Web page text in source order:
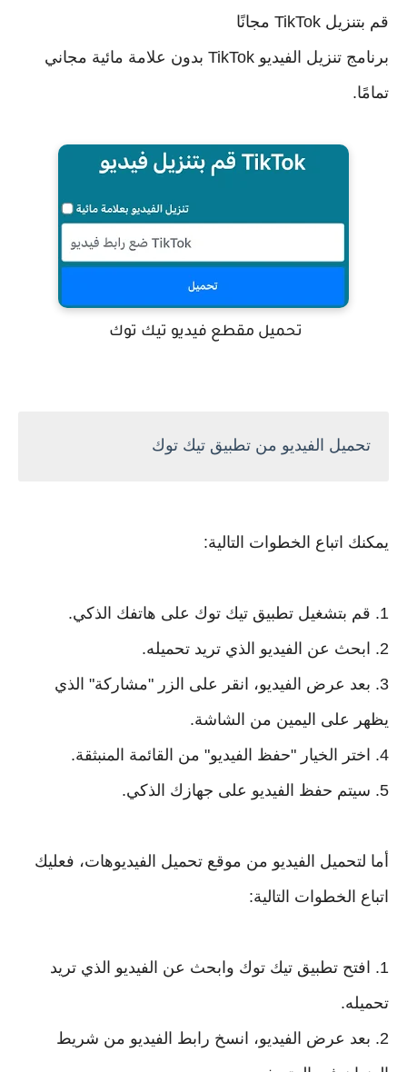
قم بتنزيل TikTok مجانًا
برنامج تنزيل الفيديو TikTok بدون علامة مائية مجاني
تمامًا.
تحميل مقطع فيديو تيك توك
تحميل الفيديو من تطبيق تيك توك
يمكنك اتباع الخطوات التالية:
1. قم بتشغيل تطبيق تيك توك على هاتفك الذكي.
2. ابحث عن الفيديو الذي تريد تحميله.
3. بعد عرض الفيديو، انقر على الزر "مشاركة" الذي
يظهر على اليمين من الشاشة.
4. اختر الخيار "حفظ الفيديو" من القائمة المنبثقة.
5. سيتم حفظ الفيديو على جهازك الذكي.
أما لتحميل الفيديو من موقع تحميل الفيديوهات، فعليك
اتباع الخطوات التالية:
1. افتح تطبيق تيك توك وابحث عن الفيديو الذي تريد
تحميله.
2. بعد عرض الفيديو، انسخ رابط الفيديو من شريط